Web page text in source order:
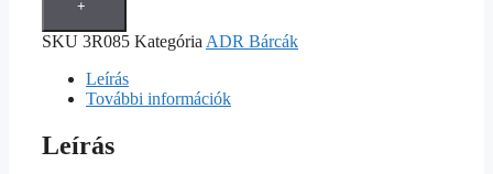
+
SKU 3R085 KategóriaADR Bárcák
Leírás
További információk
Leírás